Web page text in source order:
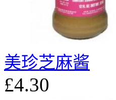
美珍芝麻酱
£4.30